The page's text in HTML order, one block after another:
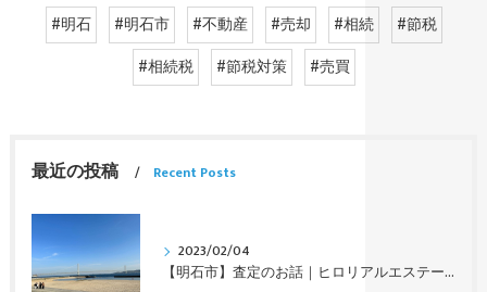
#明石 #明石市 #不動産 #売却 #相続
#節税
#相続税
#節税対策 #売買
最近の投稿 Recent Posts
2023/02/04
【明石市】査定のお話｜ヒロリアルエステート